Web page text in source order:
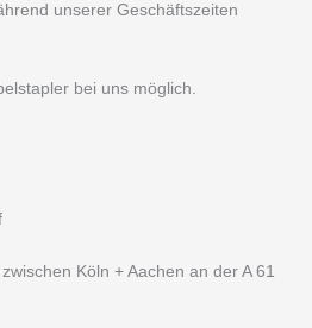
unserer Geschäftszeiten
bei uns möglich.
Köln + Aachen an der A 61